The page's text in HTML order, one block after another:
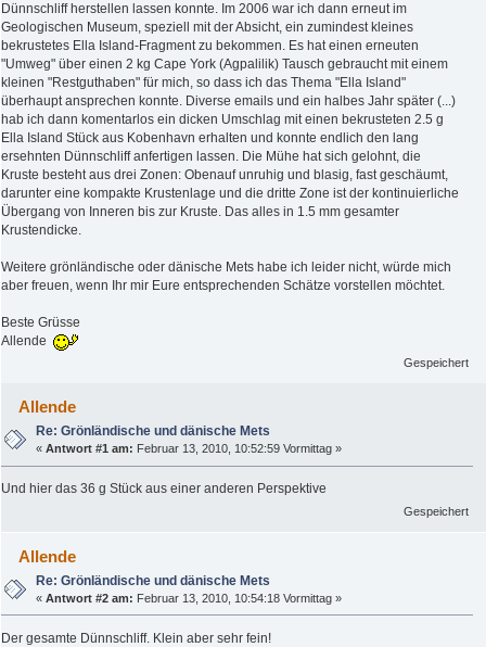
Dünnschliff herstellen lassen konnte. Im 2006 war ich dann erneut im
Geologischen Museum, speziell mit der Absicht, ein zumindest kleines
bekrustetes Ella Island-Fragment zu bekommen. Es hat einen erneuten
"Umweg" über einen 2 kg Cape York (Agpalilik) Tausch gebraucht mit einem
kleinen "Restguthaben" für mich, so dass ich das Thema "Ella Island"
überhaupt ansprechen konnte. Diverse emails und ein halbes Jahr später (...)
hab ich dann komentarlos ein dicken Umschlag mit einen bekrusteten 2.5 g
Ella Island Stück aus Kobenhavn erhalten und konnte endlich den lang
ersehnten Dünnschliff anfertigen lassen. Die Mühe hat sich gelohnt, die
Kruste besteht aus drei Zonen: Obenauf unruhig und blasig, fast geschäumt,
darunter eine kompakte Krustenlage und die dritte Zone ist der kontinuierliche
Übergang von Inneren bis zur Kruste. Das alles in 1.5 mm gesamter
Krustendicke.
Weitere grönländische oder dänische Mets habe ich leider nicht, würde mich
aber freuen, wenn Ihr mir Eure entsprechenden Schätze vorstellen möchtet.
Beste Grüsse
Allende
Gespeichert
Allende
Re: Grönländische und dänische Mets
«Antwort #1 am: Februar 13, 2010, 10:52:59 Vormittag »
Und hier das 36 g Stück aus einer anderen Perspektive
Gespeichert
Allende
Re: Grönländische und dänische Mets
«Antwort #2 am: Februar 13, 2010, 10:54:18 Vormittag »
Der gesamte Dünnschliff. Klein aber sehr fein!